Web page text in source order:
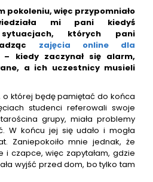
pokoleniu, więc przypomniało
mi pani kiedyś
których pani
zajęcia online dla
– kiedy zaczynał się alarm,
a ich uczestnicy musieli
o której będę pamiętać do końca
studenci referowali swoje
grupy, miała problemy
W końcu jej się udało i mogła
Zaniepokoiło mnie jednak, że
i czapce, więc zapytałam, gdzie
wyjść przed dom, bo tylko tam